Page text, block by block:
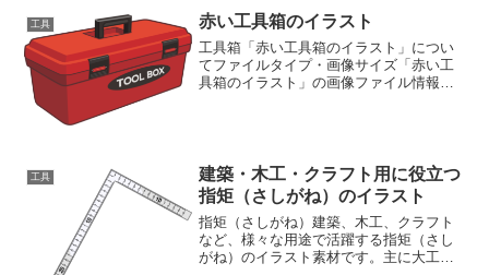
工具 赤い工具箱のイラスト
工具箱「赤い工具箱のイラスト」につい
てファイルタイプ・画像サイズ「赤い工
具箱のイラスト」の画像ファイル情報フ
工具
建築・木工・クラフト用に役立つ
指矩（さしがね）のイラスト
指矩（さしがね）建築、木工、クラフト
など、様々な用途で活躍する指矩（さし
がね）のイラスト素材です。主に大工さ